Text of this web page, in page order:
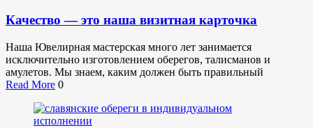
Качество — это наша визитная карточка
Наша Ювелирная мастерская много лет занимается
исключительно изготовлением оберегов, талисманов и
амулетов. Мы знаем, каким должен быть правильный
Read More 0